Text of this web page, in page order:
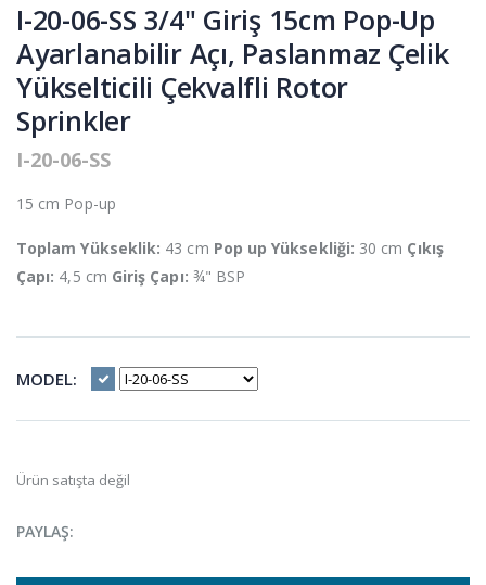
I-20-06-SS 3/4" Giriş 15cm Pop-Up
Ayarlanabilir Açı, Paslanmaz Çelik
Yükselticili Çekvalfli Rotor
Sprinkler
I-20-06-SS
15 cm Pop-up
Toplam Yükseklik: 43 cm Pop up Yüksekliği: 30 cm Çıkış
Çapı: 4,5 cm Giriş Çapı: ¾" BSP
MODEL:
Ürün satışta değil
PAYLAŞ: